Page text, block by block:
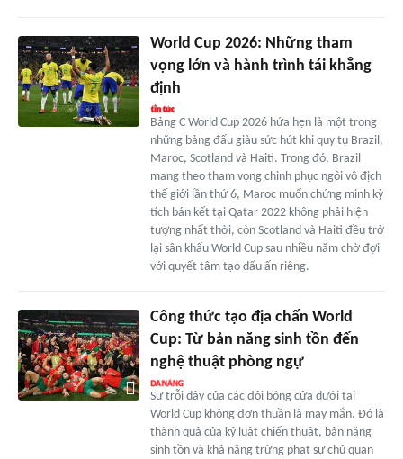
World Cup 2026: Những tham
vọng lớn và hành trình tái khẳng
định
Bảng C World Cup 2026 hứa hẹn là một trong
những bảng đấu giàu sức hút khi quy tụ Brazil,
Maroc, Scotland và Haiti. Trong đó, Brazil
mang theo tham vọng chinh phục ngôi vô địch
thế giới lần thứ 6, Maroc muốn chứng minh kỳ
tích bán kết tại Qatar 2022 không phải hiện
tượng nhất thời, còn Scotland và Haiti đều trở
lại sân khấu World Cup sau nhiều năm chờ đợi
với quyết tâm tạo dấu ấn riêng.
Công thức tạo địa chấn World
Cup: Từ bản năng sinh tồn đến
nghệ thuật phòng ngự
Sự trỗi dậy của các đội bóng cửa dưới tại
World Cup không đơn thuần là may mắn. Đó là
thành quả của kỷ luật chiến thuật, bản năng
sinh tồn và khả năng trừng phạt sự chủ quan